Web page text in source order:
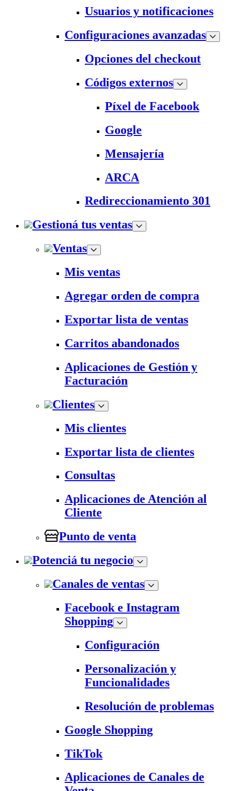
Usuarios y notificaciones
Configuraciones avanzadas
Opciones del checkout
Códigos externos
Píxel de Facebook
Google
Mensajería
ARCA
Redireccionamiento 301
Gestioná tus ventas
Ventas
Mis ventas
Agregar orden de compra
Exportar lista de ventas
Carritos abandonados
Aplicaciones de Gestión y
Facturación
Clientes
Mis clientes
Exportar lista de clientes
Consultas
Aplicaciones de Atención al
Cliente
Punto de venta
Potenciá tu negocio
Canales de ventas
Facebook e Instagram
Shopping
Configuración
Personalización y
Funcionalidades
Resolución de problemas
Google Shopping
TikTok
Aplicaciones de Canales de